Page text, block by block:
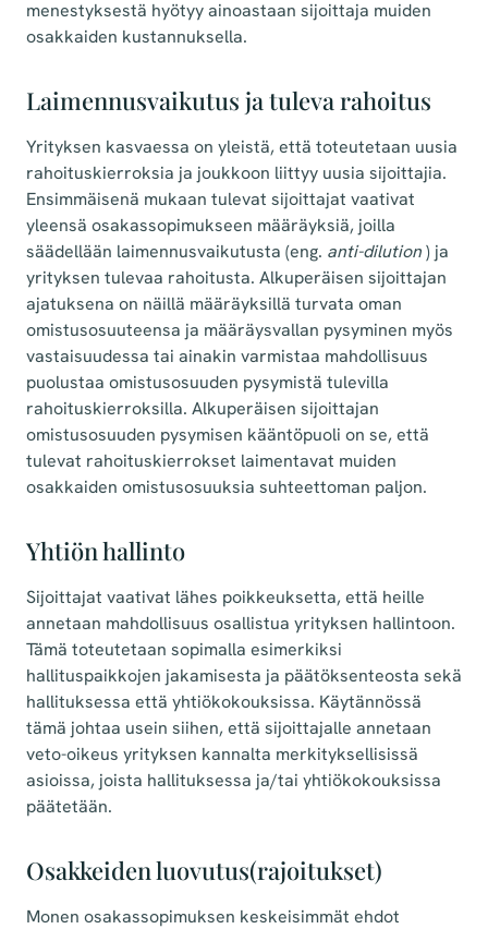
menestyksestä hyötyy ainoastaan sijoittaja muiden
osakkaiden kustannuksella.
Laimennusvaikutus ja tuleva rahoitus
Yrityksen kasvaessa on yleistä, että toteutetaan uusia
rahoituskierroksia ja joukkoon liittyy uusia sijoittajia.
Ensimmäisenä mukaan tulevat sijoittajat vaativat
yleensä osakassopimukseen määräyksiä, joilla
säädellään laimennusvaikutusta (eng. anti-dilution) ja
yrityksen tulevaa rahoitusta. Alkuperäisen sijoittajan
ajatuksena on näillä määräyksillä turvata oman
omistusosuuteensa ja määräysvallan pysyminen myös
vastaisuudessa tai ainakin varmistaa mahdollisuus
puolustaa omistusosuuden pysymistä tulevilla
rahoituskierroksilla. Alkuperäisen sijoittajan
omistusosuuden pysymisen kääntöpuoli on se, että
tulevat rahoituskierrokset laimentavat muiden
osakkaiden omistusosuuksia suhteettoman paljon.
Yhtiön hallinto
Sijoittajat vaativat lähes poikkeuksetta, että heille
annetaan mahdollisuus osallistua yrityksen hallintoon.
Tämä toteutetaan sopimalla esimerkiksi
hallituspaikkojen jakamisesta ja päätöksenteosta sekä
hallituksessa että yhtiökokouksissa. Käytännössä
tämä johtaa usein siihen, että sijoittajalle annetaan
veto-oikeus yrityksen kannalta merkityksellisissä
asioissa, joista hallituksessa ja/tai yhtiökokouksissa
päätetään.
Osakkeiden luovutus(rajoitukset)
Monen osakassopimuksen keskeisimmät ehdot